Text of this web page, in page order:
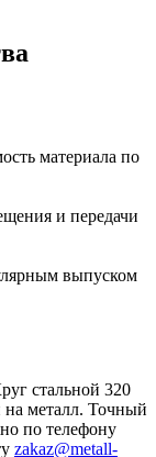
материала по
и передачи
выпуском
стальной 320
на металл. Точный
по телефону
zakaz@metall-